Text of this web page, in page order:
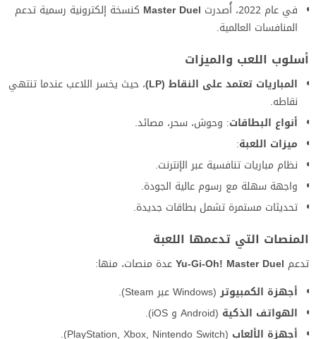
في عام 2022، أُصدرت
Master Duel كنسخة إلكترونية رسمية تدعم
المنافسات العالمية.
أسلوب اللعب والميزات
المباريات تعتمد على النقاط (LP)
، حيث يخسر اللاعب عندما تنتهي
نقاطه.
أنواع البطاقات: وحوش، سحر، مصائد.
ميزات اللعبة:
نظام مباريات تنافسية عبر الإنترنت.
واجهة سهلة مع رسوم عالية الجودة.
تحديثات مستمرة تشمل بطاقات جديدة.
المنصات التي تدعمها اللعبة
تدعم Yu-Gi-Oh! Master Duelعدة منصات، منها:
أجهزة الكمبيوتر(Windows عبر Steam).
الهواتف الذكية (Android و iOS).
أجهزة الألعاب (PlayStation, Xbox, Nintendo Switch).